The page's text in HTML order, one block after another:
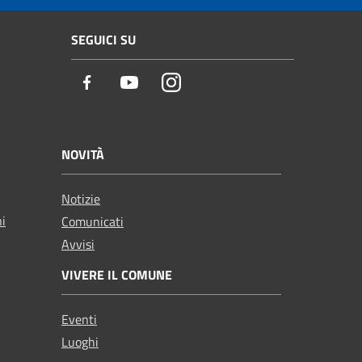
SEGUICI SU
Facebook YoutubeInstagram
NOVITÀ
Notizie
Comunicati
Avvisi
VIVERE IL COMUNE
Eventi
Luoghi